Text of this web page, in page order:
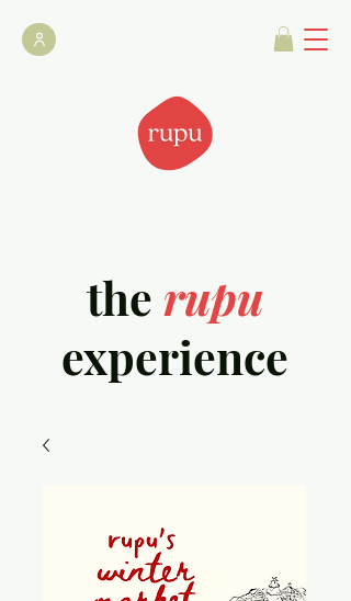
the rupu
experience